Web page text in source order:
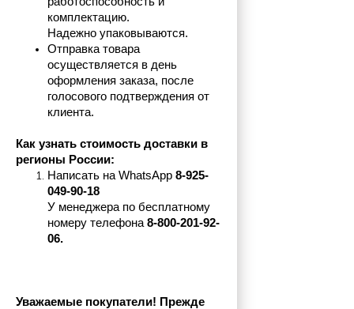
комплектацию.
Надежно упаковываются.
Отправка товара
осуществляется в день
оформления заказа, после
голосового подтверждения от
клиента.
Как узнать стоимость доставки в
регионы России:
Написать на WhatsApp 8-925-
049-90-18
У менеджера по бесплатному
номеру телефона 8-800-201-92-
06.
Уважаемые покупатели! Прежде